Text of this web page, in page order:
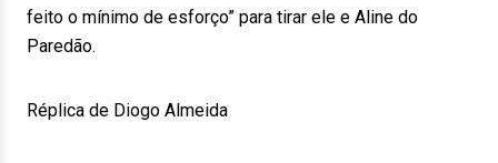
feito o mínimo de esforço” para tirar ele e Aline do
Paredão.
Réplica de Diogo Almeida